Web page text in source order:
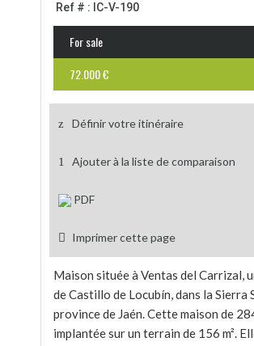
Ref # : IC-V-190
For sale
72.000 €
Définir votre itinéraire
Ajouter à la liste de comparaison
PDF
Imprimer cette page
Maison située à Ventas del Carrizal,
de Castillo de Locubín, dans la Sierra
province de Jaén. Cette maison de
implantée sur un terrain de 156 m².